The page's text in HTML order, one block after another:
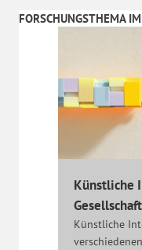
FORSCHUNGSTHEMA
Künstliche
Gesellschaft
Künstliche